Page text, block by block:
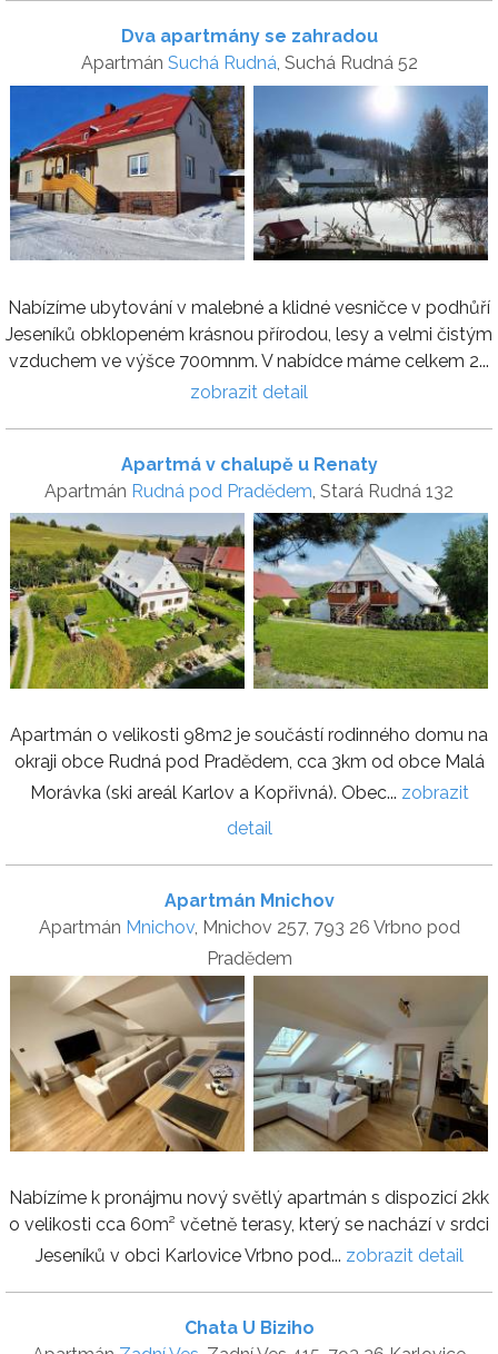
Dva apartmány se zahradou
Apartmán Suchá Rudná, Suchá Rudná 52
Nabízíme ubytování v malebné a klidné vesničce v podhůří
Jeseníků obklopeném krásnou přírodou, lesy a velmi čistým
vzduchem ve výšce 700mnm. V nabídce máme celkem 2...
zobrazit detail
Apartmá v chalupě u Renaty
Apartmán Rudná pod Pradědem , Stará Rudná 132
Apartmán o velikosti 98m2 je součástí rodinného domu na
okraji obce Rudná pod Pradědem, cca 3km od obce Malá
Morávka (ski areál Karlov a Kopřivná). Obec... zobrazit
detail
Apartmán Mnichov
Apartmán Mnichov, Mnichov 257, 793 26 Vrbno pod
Pradědem
Nabízíme k pronájmu nový světlý apartmán s dispozicí 2kk
o velikosti cca 60m² včetně terasy, který se nachází v srdci
Jeseníků v obci Karlovice Vrbno pod... zobrazit detail
Chata U Biziho